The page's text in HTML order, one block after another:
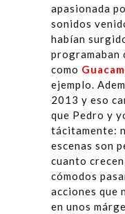
apasionada
sonidos
habían
programaban
como
ejemplo.
2013 y eso
que Pedro y
tácitamente:
escenas son
cuanto
cómodos
acciones que
en unos